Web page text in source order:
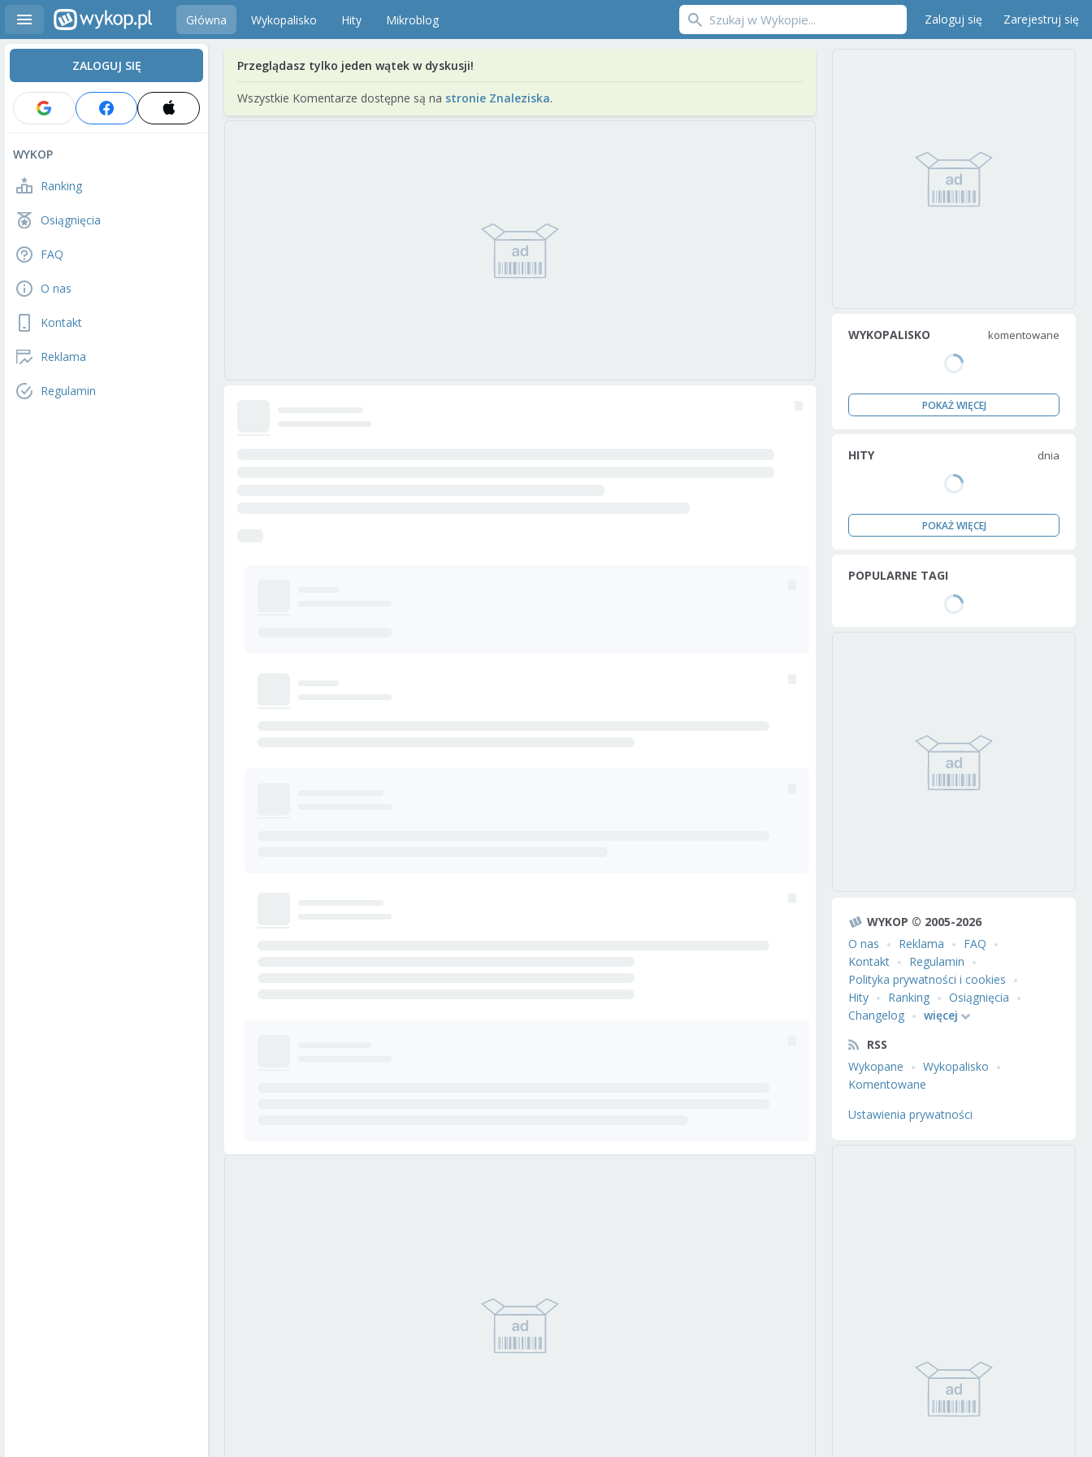
Główna Wykopalisko Hity Mikroblog Zaloguj się Zarejestruj się
ZALOGUJ SIĘ
WYKOP
Ranking
Osiągnięcia
FAQ
O nas
Kontakt
Reklama
Regulamin
Przeglądasz tylko jeden wątek w dyskusji!
Wszystkie Komentarze dostępne są na stronie Znaleziska.
WYKOPALISKO komentowane
POKAŻ WIĘCEJ
HITY dnia
POKAŻ WIĘCEJ
POPULARNE TAGI
WYKOP © 2005-2026
O nas
Reklama
FAQ
Kontakt
Regulamin
Polityka prywatności i cookies
Hity
Ranking
Osiągnięcia
Changelog
więcej
RSS
Wykopane
Wykopalisko
Komentowane
Ustawienia prywatności